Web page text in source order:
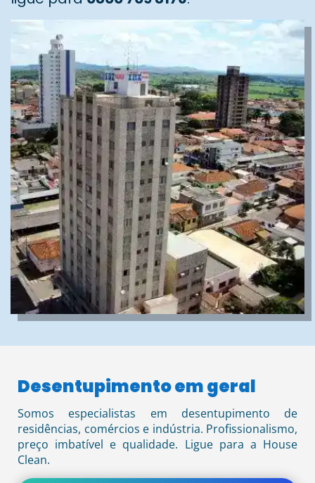
Desentupimento em geral
Somos especialistas em desentupimento de
residências, comércios e indústria. Profissionalismo,
preço imbatível e qualidade. Ligue para a House
Clean.